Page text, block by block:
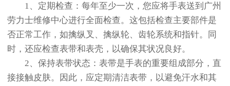
1、定期检查：每年至少一次，您应将手表送到广州
劳力士维修中心进行全面检查。这包括检查主要部件是
否正常工作，如擒纵叉、擒纵轮、齿轮系统和指针。同
时，还应检查表带和表壳，以确保其状况良好。
2、保持表带状态：表带是手表的重要组成部分，直
接接触皮肤。因此，应定期清洁表带，以避免汗水和其